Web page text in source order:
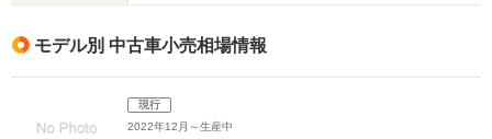
モデル別 中古車小売相場情報
現行
2022年12月～生産中